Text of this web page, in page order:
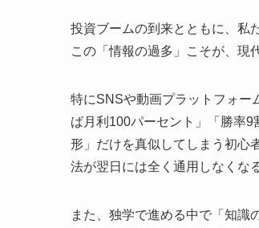
投資ブームの到来とともに、私
この「情報の過多」こそが、現
特にSNSや動画プラットフォー
ば月利100パーセント」「勝率
形」だけを真似してしまう初心
法が翌日には全く通用しなくな
また、独学で進める中で「知識